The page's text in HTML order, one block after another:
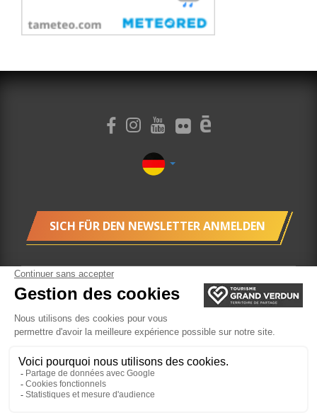
SICH FÜR DEN NEWSLETTER ANMELDEN
Cookies Buchung Website von der Felix Agentur